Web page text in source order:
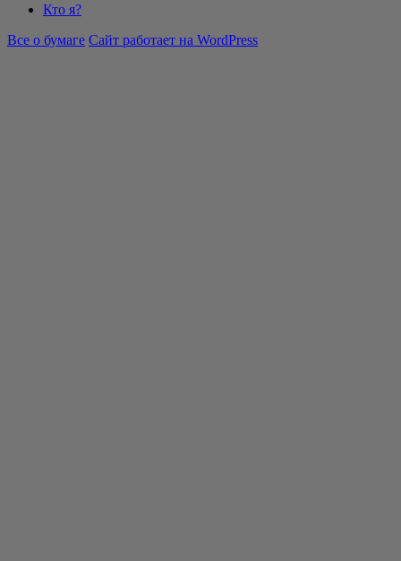
Кто я?
Все о бумаге Сайт работает на WordPress